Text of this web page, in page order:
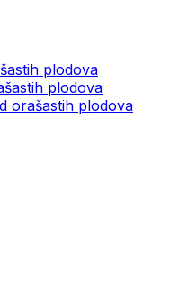
plodova
plodova
orašastih plodova